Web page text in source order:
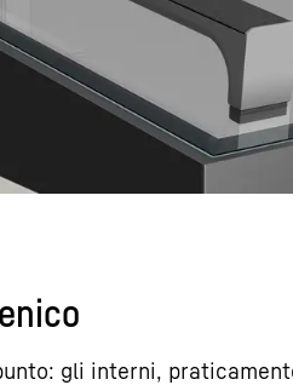
gli interni,